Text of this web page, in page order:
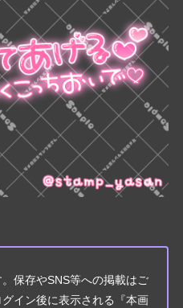
保存やSNS等への掲載はご
イン後に表示される『本画